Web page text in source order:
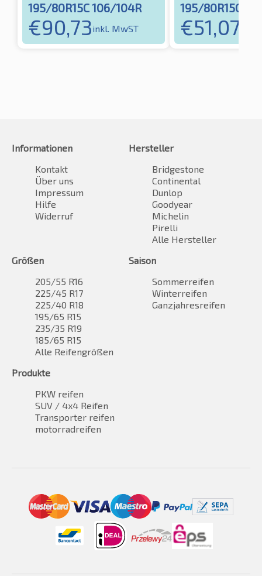
195/80R15C 106/104R
€90,73inkl. MwST
195/80R15C
€51,07
Informationen
Kontakt
Über uns
Impressum
Hilfe
Widerruf
Hersteller
Bridgestone
Continental
Dunlop
Goodyear
Michelin
Pirelli
Alle Hersteller
Größen
205/55 R16
225/45 R17
225/40 R18
195/65 R15
235/35 R19
185/65 R15
Alle Reifengrößen
Saison
Sommerreifen
Winterreifen
Ganzjahresreifen
Produkte
PKW reifen
SUV / 4x4 Reifen
Transporter reifen
motorradreifen